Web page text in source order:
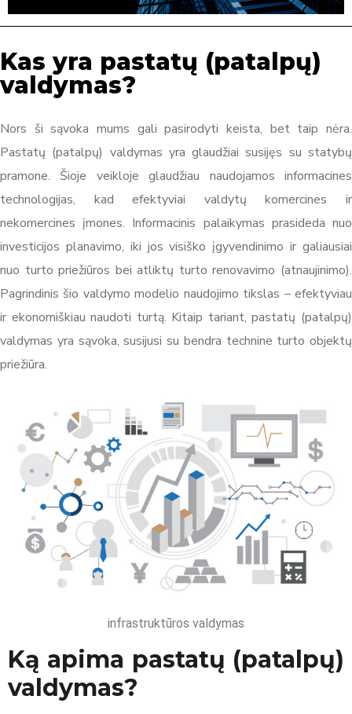
Kas yra pastatų (patalpų)
valdymas?
Nors ši sąvoka mums gali pasirodyti keista, bet taip nėra.
Pastatų (patalpų) valdymas yra glaudžiai susijęs su statybų
pramone. Šioje veikloje glaudžiau naudojamos informacines
technologijas, kad efektyviai valdytų komercines ir
nekomercines įmones. Informacinis palaikymas prasideda nuo
investicijos planavimo, iki jos visiško įgyvendinimo ir galiausiai
nuo turto priežiūros bei atliktų turto renovavimo (atnaujinimo).
Pagrindinis šio valdymo modelio naudojimo tikslas – efektyviau
ir ekonomiškiau naudoti turtą. Kitaip tariant, pastatų (patalpų)
valdymas yra sąvoka, susijusi su bendra technine turto objektų
priežiūra.
infrastruktūros valdymas
Ką apima pastatų (patalpų)
valdymas?